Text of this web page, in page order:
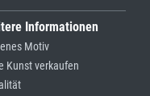
Informationen
Motiv
Kunst verkaufen